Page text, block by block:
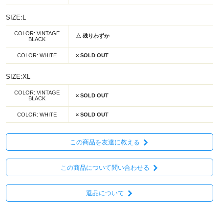
SIZE:L
COLOR: VINTAGE
BLACK
△ 残りわずか
COLOR: WHITE × SOLD OUT
SIZE:XL
COLOR: VINTAGE
BLACK
× SOLD OUT
COLOR: WHITE × SOLD OUT
この商品を友達に教える
この商品について問い合わせる
返品について